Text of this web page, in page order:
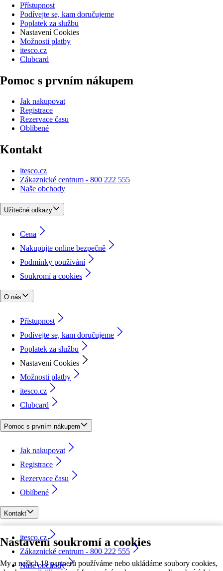
Nastavení soukromí a cookies
My a našich 18 partnerů používáme nebo ukládáme soubory cookies,
Přístupnost
Podívejte se, kam doručujeme
Poplatek za službu
Nastavení Cookies
Možnosti platby
itesco.cz
Clubcard
Pomoc s prvním nákupem
Jak nakupovat
Registrace
Rezervace času
Oblíbené
Kontakt
itesco.cz
Zákaznické centrum - 800 222 555
Naše obchody
Užitečné odkazy
Cena
Nakupujte online bezpečně
Podmínky používání
Soukromí a cookies
O nás
Přístupnost
Podívejte se, kam doručujeme
Poplatek za službu
Nastavení Cookies
Možnosti platby
itesco.cz
Clubcard
Pomoc s prvním nákupem
Jak nakupovat
Registrace
Rezervace času
Oblíbené
Kontakt
itesco.cz
Zákaznické centrum - 800 222 555
Naše obchody